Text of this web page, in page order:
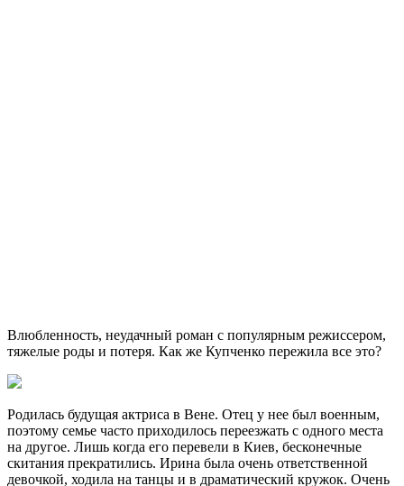
Влюбленность, неудачный роман с популярным режиссером,
тяжелые роды и потеря. Как же Купченко пережила все это?
Родилась будущая актриса в Вене. Отец у нее был военным,
поэтому семье часто приходилось переезжать с одного места
на другое. Лишь когда его перевели в Киев, бесконечные
скитания прекратились. Ирина была очень ответственной
девочкой, ходила на танцы и в драматический кружок. Очень